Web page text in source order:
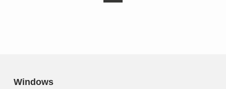
Windows